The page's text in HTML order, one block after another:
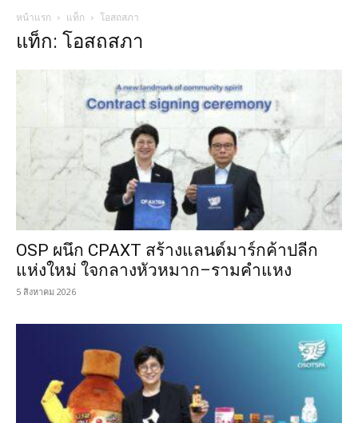
หน้าแรก แท็ก โอสถสภา
แท็ก: โอสถสภา
OSP ผนึก CPAXT สร้างแลนด์มาร์กค้าปลีก
แห่งใหม่ ใจกลางหัวหมาก–รามคำแหง
5 สิงหาคม 2026